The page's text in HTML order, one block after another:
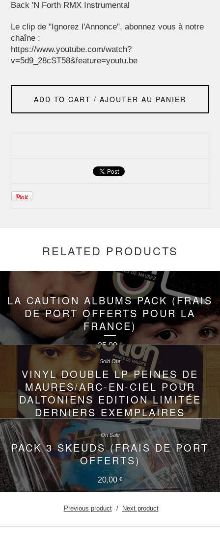
Back 'N Forth RMX Instrumental
Le clip de "Ignorez l'Annonce", abonnez vous à notre
chaîne :
https://www.youtube.com/watch?
v=5d9_28cST58&feature=youtu.be
ADD TO CART / AJOUTER AU PANIER
RELATED PRODUCTS
LA CAUTION ALBUMS PACK (FRAIS
DE PORT OFFERTS POUR LA
FRANCE)
25,00€
VINYL DOUBLE LP PEINES DE
MAURES/ARC-EN-CIEL POUR
DALTONIENS EDITION LIMITÉE
DERNIERS EXEMPLAIRES
200,00€
Sold Out
PACK 3 SKEUDS (FRAIS DE PORT
OFFERTS)
20,00€
On Sale
Previous product Next product